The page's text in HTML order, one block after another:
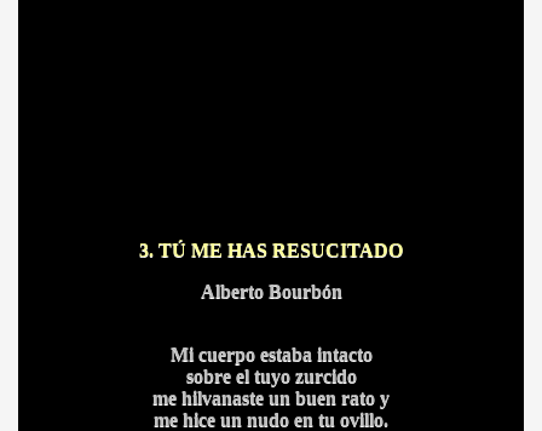
3. TÚ ME HAS RESUCITADO
Alberto Bourbón
Mi cuerpo estaba intacto
sobre el tuyo zurcido
me hilvanaste un buen rato y
me hice un nudo en tu ovillo.